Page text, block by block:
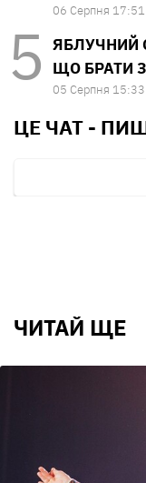
06 Серпня 17:51
ЯБЛУЧНИЙ
ЩО БРАТИ
05 Серпня 15:33
ЦЕ ЧАТ -
ЧИТАЙ ЩЕ